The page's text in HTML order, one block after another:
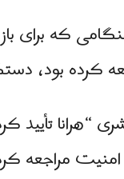
هنگامی که
کرده بود،
“هرانا تأیید
مراجعه